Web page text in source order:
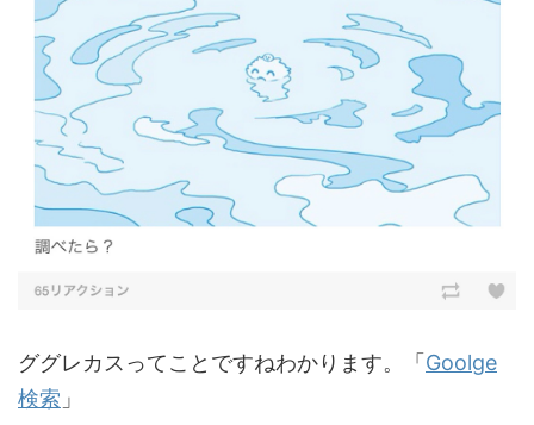
ググレカスってことですねわかります。「Goolge
検索 」